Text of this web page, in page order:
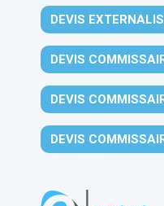
DEVIS
DEVIS
DEVIS
DEVIS